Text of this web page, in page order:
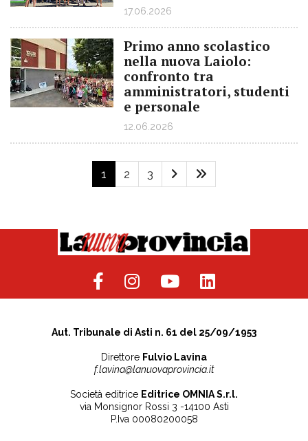
17.06.2026
Primo anno scolastico
nella nuova Laiolo:
confronto tra
amministratori, studenti
e personale
12.06.2026
1 2 3
Aut. Tribunale di Asti n. 61 del 25/09/1953
Direttore Fulvio Lavina
f.lavina@lanuovaprovincia.it
Società editrice Editrice OMNIA S.r.l.
via Monsignor Rossi 3 -14100 Asti
P.Iva 00080200058